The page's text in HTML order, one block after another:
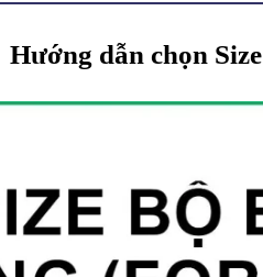
Hướng dẫn chọn Size